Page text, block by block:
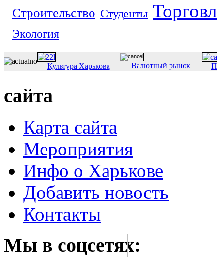
Строительство Студенты
Экология
Культура Харькова Валютный рынок
сайта
Карта сайта
Мероприятия
Инфо о Харькове
Добавить новость
Контакты
Мы в соцсетях: